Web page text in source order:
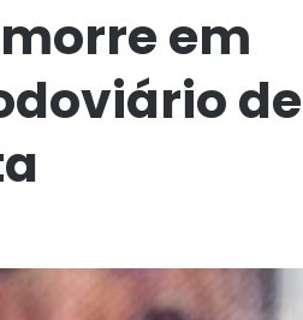
em
de